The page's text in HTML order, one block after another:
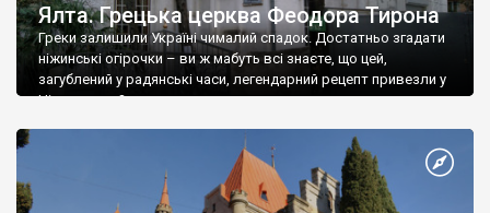
Ялта. Грецька церква Феодора Тирона
Греки залишили Україні чималий спадок. Достатньо згадати
ніжинські огірочки – ви ж мабуть всі знаєте, що цей,
загублений у радянські часи, легендарний рецепт привезли у
Ніжин греки?